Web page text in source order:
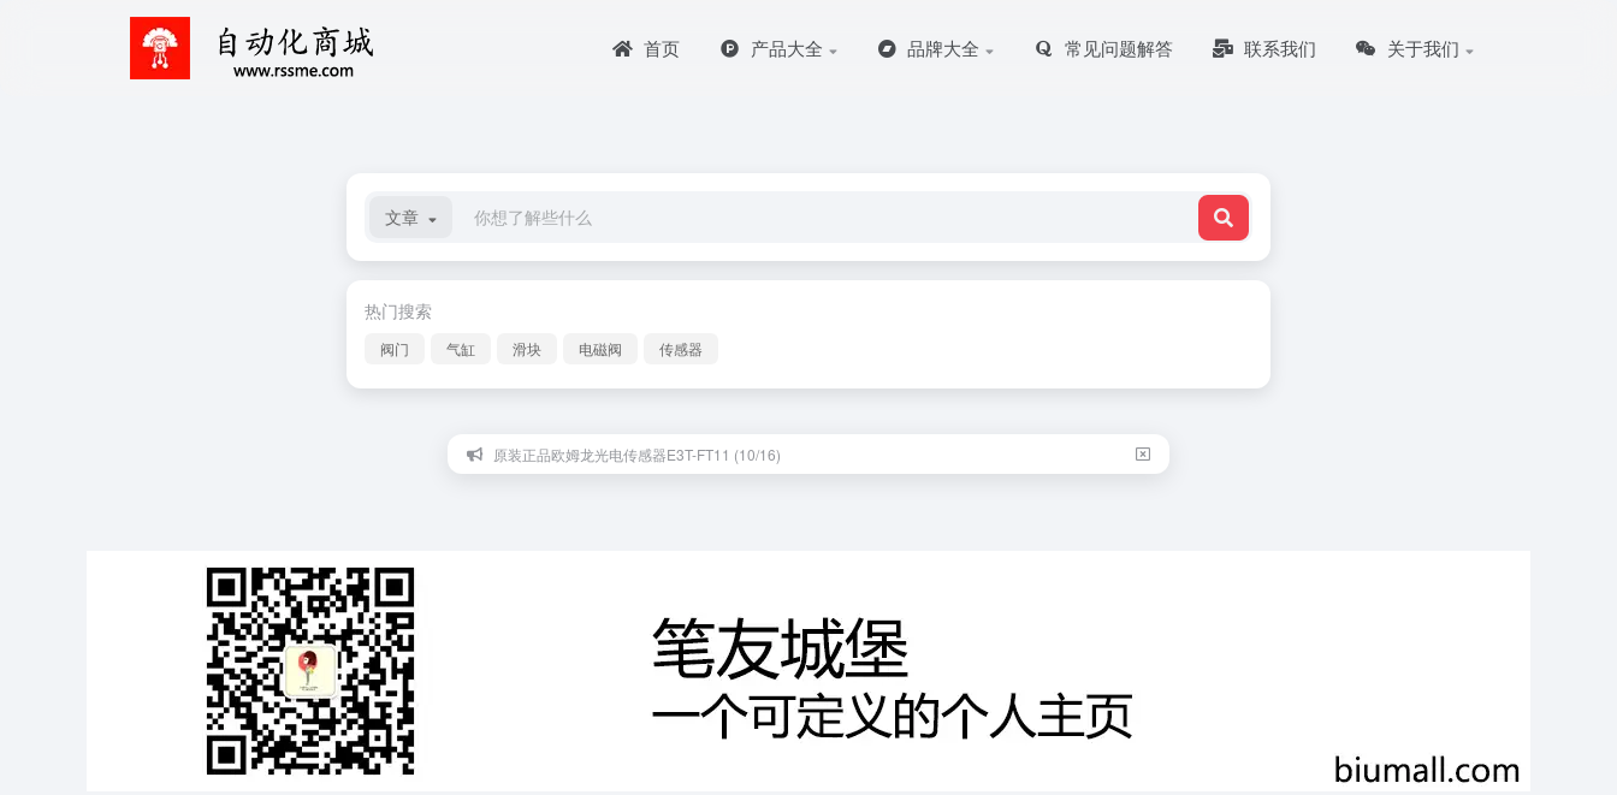
首页 产品大全 品牌大全 常见问题解答 联系我们 关于我们
文章
热门搜索
阀门 气缸 滑块 电磁阀 传感器
原装正品欧姆龙光电传感器E3T-FT11 (10/16)